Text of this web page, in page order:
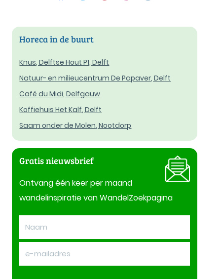
Horeca in de buurt
Knus, Delftse Hout P1, Delft
Natuur- en milieucentrum De Papaver, Delft
Café du Midi, Delfgauw
Koffiehuis Het Kalf, Delft
Saam onder de Molen, Nootdorp
Gratis nieuwsbrief
Ontvang één keer per maand
wandelinspiratie van WandelZoekpagina